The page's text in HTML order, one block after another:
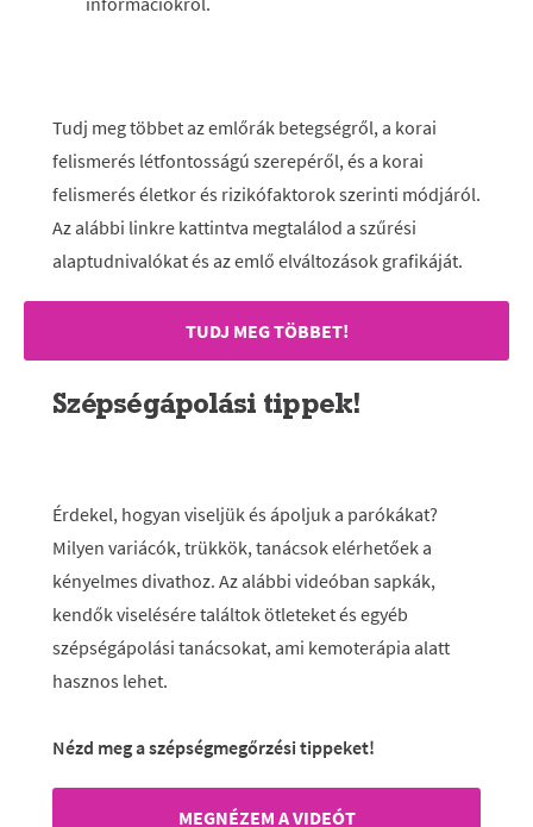
Tudj meg többet az emlőrák betegségről, a korai
felismerés létfontosságú szerepéről, és a korai
felismerés életkor és rizikófaktorok szerinti módjáról.
Az alábbi linkre kattintva megtalálod a szűrési
alaptudnivalókat és az emlő elváltozások grafikáját.
TUDJ MEG TÖBBET!
Szépségápolási tippek!
Érdekel, hogyan viseljük és ápoljuk a parókákat?
Milyen variácók, trükkök, tanácsok elérhetőek a
kényelmes divathoz. Az alábbi videóban sapkák,
kendők viselésére találtok ötleteket és egyéb
szépségápolási tanácsokat, ami kemoterápia alatt
hasznos lehet.
Nézd meg a szépségmegőrzési tippeket!
MEGNÉZEM A VIDEÓT